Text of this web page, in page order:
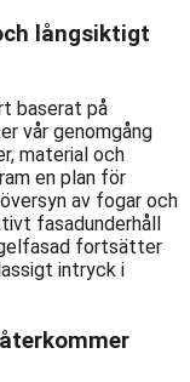
långsiktigt
baserat på
vår genomgång
material och
en plan för
av fogar och
fasadunderhåll
fortsätter
intryck i